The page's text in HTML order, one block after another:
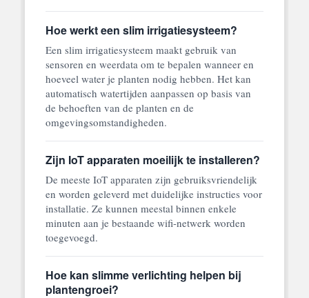
Hoe werkt een slim irrigatiesysteem?
Een slim irrigatiesysteem maakt gebruik van
sensoren en weerdata om te bepalen wanneer en
hoeveel water je planten nodig hebben. Het kan
automatisch watertijden aanpassen op basis van
de behoeften van de planten en de
omgevingsomstandigheden.
Zijn IoT apparaten moeilijk te installeren?
De meeste IoT apparaten zijn gebruiksvriendelijk
en worden geleverd met duidelijke instructies voor
installatie. Ze kunnen meestal binnen enkele
minuten aan je bestaande wifi-netwerk worden
toegevoegd.
Hoe kan slimme verlichting helpen bij
plantengroei?